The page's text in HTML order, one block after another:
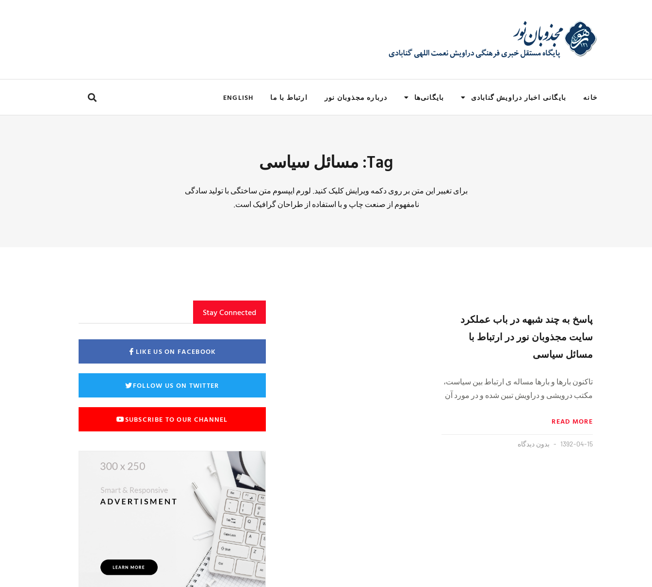
خانه بایگانی اخبار دراویش گنابادی بایگانی‌ها درباره مجذوبان نور ارتباط با ما ENGLISH
Tag: مسائل سیاسی
برای تغییر این متن بر روی دکمه ویرایش کلیک کنید. لورم ایپسوم متن ساختگی با تولید سادگی
نامفهوم از صنعت چاپ و با استفاده از طراحان گرافیک است.
پاسخ به چند شبهه در باب عملکرد
سایت مجذوبان نور در ارتباط با
مسائل سیاسی
تاکنون بارها و بارها مساله ی ارتباط بین سیاست،
مکتب درویشی و دراویش تبین شده و در مورد آن
READ MORE
1392-04-15 بدون دیدگاه
Stay Connected
LIKE US ON FACEBOOK
FOLLOW US ON TWITTER
SUBSCRIBE TO OUR CHANNEL